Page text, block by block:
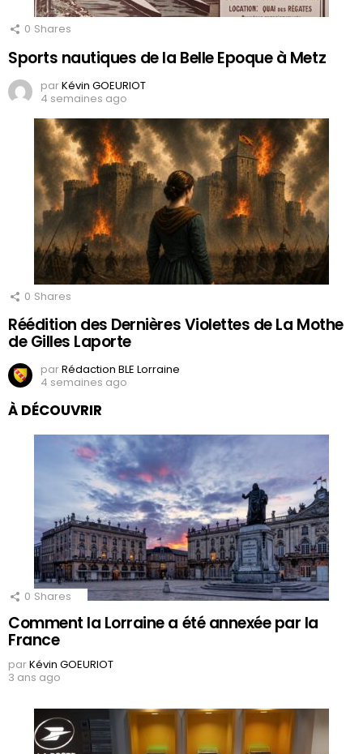
0 Shares
Sports nautiques de la Belle Epoque à Metz
parKévin GOEURIOT
4 semaines ago
0 Shares
Réédition des Dernières Violettes de La Mothe
de Gilles Laporte
parRédaction BLE Lorraine
4 semaines ago
À DÉCOUVRIR
0 Shares
Comment la Lorraine a été annexée par la
France
parKévin GOEURIOT
3 ans ago